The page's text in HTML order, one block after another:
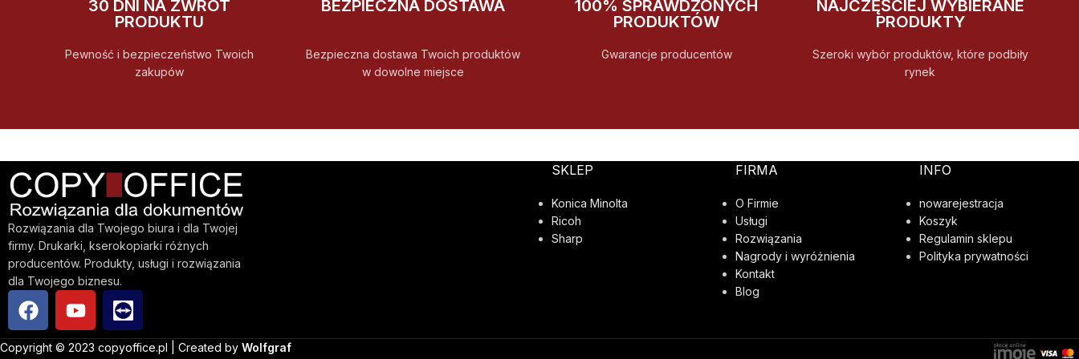
30 DNI NA ZWROT
PRODUKTU
Pewność i bezpieczeństwo Twoich
zakupów
BEZPIECZNA DOSTAWA
Bezpieczna dostawa Twoich produktów
w dowolne miejsce
100% SPRAWDZONYCH
PRODUKTÓW
Gwarancje producentów
NAJCZĘŚCIEJ WYBIERANE
PRODUKTY
Szeroki wybór produktów, które podbiły
rynek
Rozwiązania dla Twojego biura i dla Twojej
firmy. Drukarki, kserokopiarki różnych
producentów. Produkty, usługi i rozwiązania
dla Twojego biznesu.
SKLEP
Konica Minolta
Ricoh
Sharp
FIRMA
O Firmie
Usługi
Rozwiązania
Nagrody i wyróżnienia
Kontakt
Blog
INFO
nowarejestracja
Koszyk
Regulamin sklepu
Polityka prywatności
Copyright © 2023 copyoffice.pl | Created by Wolfgraf